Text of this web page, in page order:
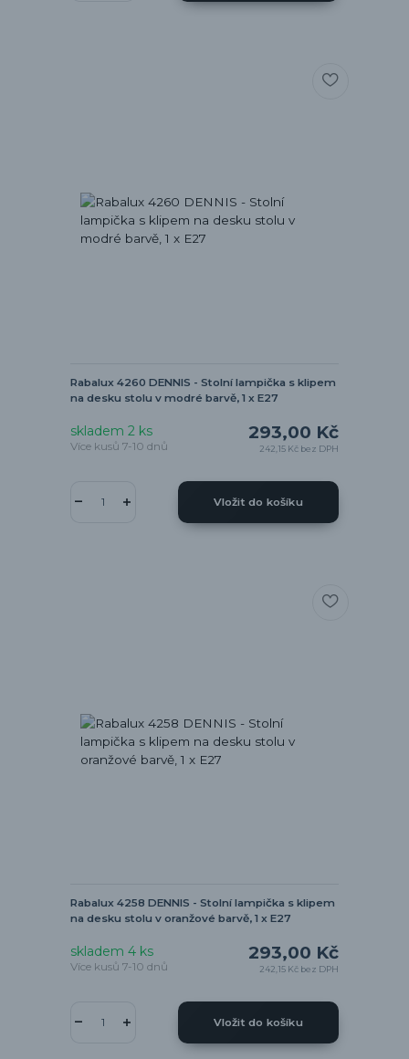
Rabalux 4260 DENNIS - Stolní lampička s klipem
na desku stolu v modré barvě, 1 x E27
293,00 Kč
242,15 Kč bez DPH
skladem 2 ks
Více kusů 7-10 dnů
Vložit do košíku
Rabalux 4258 DENNIS - Stolní lampička s klipem
na desku stolu v oranžové barvě, 1 x E27
293,00 Kč
242,15 Kč bez DPH
skladem 4 ks
Více kusů 7-10 dnů
Vložit do košíku